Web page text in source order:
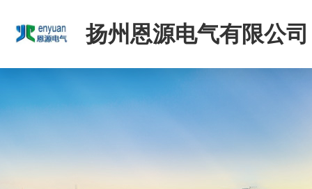
扬州恩源电气有限公司